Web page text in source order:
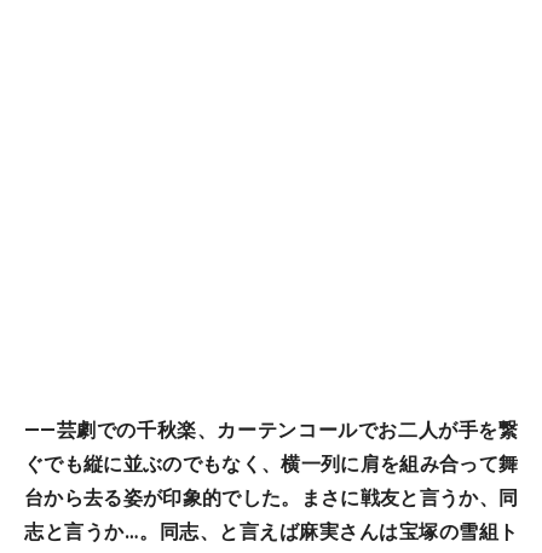
――芸劇での千秋楽、カーテンコールでお二人が手を繋
ぐでも縦に並ぶのでもなく、横一列に肩を組み合って舞
台から去る姿が印象的でした。まさに戦友と言うか、同
志と言うか…。同志、と言えば麻実さんは宝塚の雪組ト